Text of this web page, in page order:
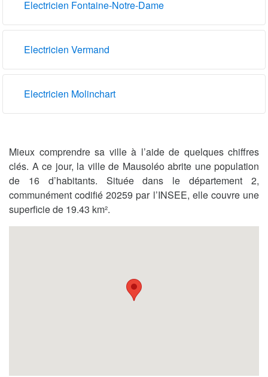
Electricien Fontaine-Notre-Dame
Electricien Vermand
Electricien Molinchart
Mieux comprendre sa ville à l’aide de quelques chiffres
clés. A ce jour, la ville de Mausoléo abrite une population
de 16 d’habitants. Située dans le département 2,
communément codifié 20259 par l’INSEE, elle couvre une
superficie de 19.43 km².